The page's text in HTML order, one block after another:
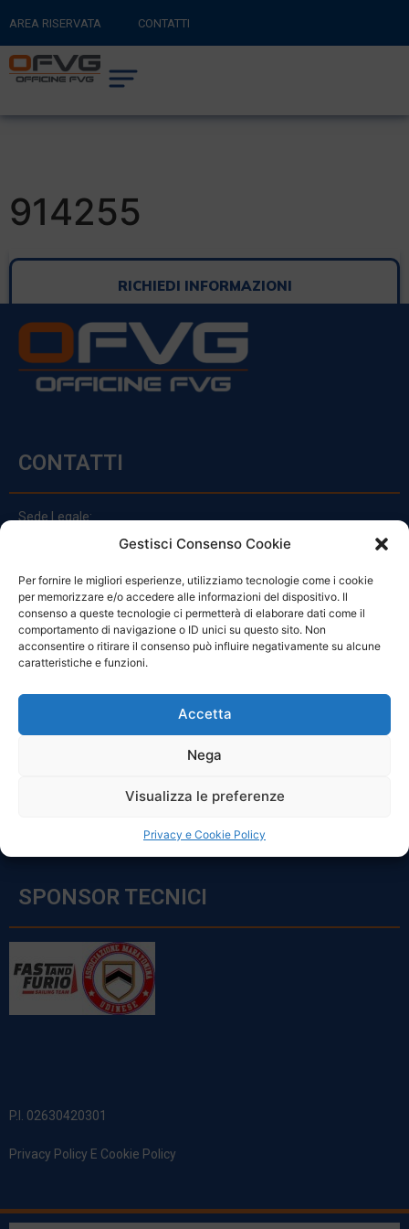
Gestisci Consenso Cookie
Per fornire le migliori esperienze, utilizziamo tecnologie come i cookie
per memorizzare e/o accedere alle informazioni del dispositivo. Il
consenso a queste tecnologie ci permetterà di elaborare dati come il
comportamento di navigazione o ID unici su questo sito. Non
acconsentire o ritirare il consenso può influire negativamente su alcune
caratteristiche e funzioni.
Accetta
Nega
Visualizza le preferenze
Privacy e Cookie Policy
AREA RISERVATA CONTATTI
RITORNA AL SITO PRINCIPALE
CARRELLO
914255
RICHIEDI INFORMAZIONI
CONTATTI
Sede Legale:
Via Principe Di Udine 144
clienti@officinefvg.it
info@officinefvg.it
posta@officinefvgpec.It
ORARI
Sabato: 8:00 – 12:00
SPONSOR TECNICI
P.I. 02630420301
Privacy Policy E Cookie Policy